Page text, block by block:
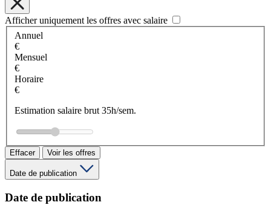
Afficher uniquement les offres avec salaire
Annuel
€
Mensuel
€
Horaire
€
Estimation salaire brut 35h/sem.
Effacer Voir les offres
Date de publication
Date de publication